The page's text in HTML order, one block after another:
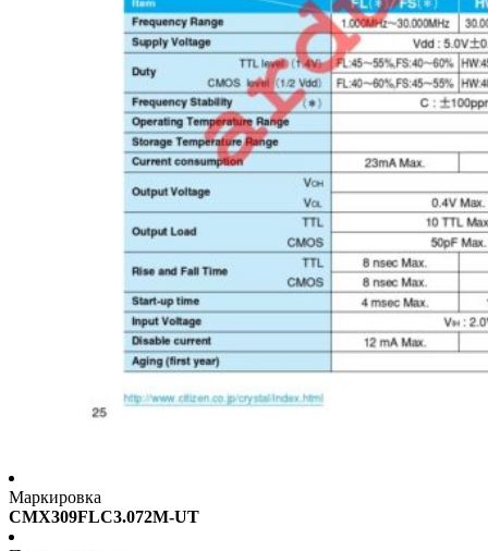
Маркировка
CMX309FLC3.072M-UT